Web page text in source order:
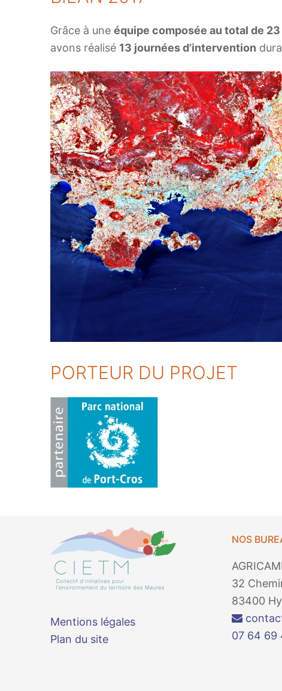
Grâce à une équipe composée au total de
avons réalisé 13 journées d’intervention
PORTEUR DU PROJET
Mentions légales
Plan du site
NOS
32
83400
07 64 69